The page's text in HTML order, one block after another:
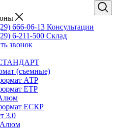
666-06-13 Консультации
6-211-500 Склад
звонок
(съемные)
АТР
ЕТР
ЕСКР
3.0